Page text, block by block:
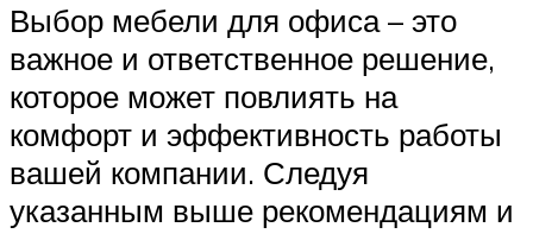
Выбор мебели для офиса – это
важное и ответственное решение,
которое может повлиять на
комфорт и эффективность работы
вашей компании. Следуя
указанным выше рекомендациям и